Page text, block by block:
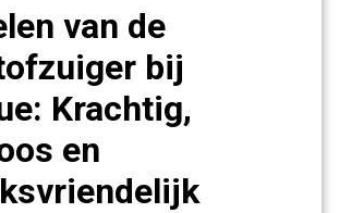
van de
bij
Krachtig,
en